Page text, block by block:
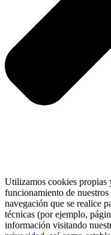
Utilizamos cookies propias
funcionamiento de
navegación que se realice
técnicas (por ejemplo,
información visitando